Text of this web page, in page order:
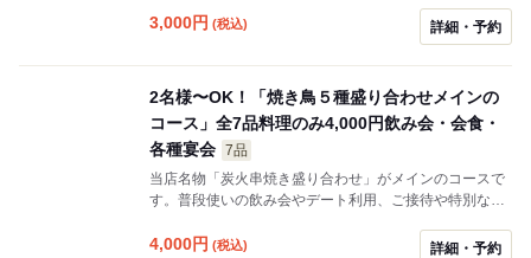
人様プラス2,000円で飲み放題をお付けする事が可能で
3,000円 (税込) 詳細・予約
2名様〜OK！「焼き鳥５種盛り合わせメインの
コース」全7品料理のみ4,000円飲み会・会食・
各種宴会 7品
当店名物「炭火串焼き盛り合わせ」がメインのコースで
す。普段使いの飲み会やデート利用、ご接待や特別なご
人様プラス2,000円で飲み放題をお付けする事が可能で
4,000円 (税込) 詳細・予約